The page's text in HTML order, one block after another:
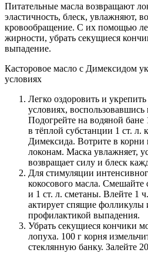
Питательные масла возвращают
эластичность, блеск, увлажняют,
кровообращение. С их помощью
жирности, убрать секущиеся
выпадение.
Касторовое масло с Димексидом
условиях
Легко оздоровить и
условиях,
Подогрейте на водяной
в тёплой субстанции 1 ст. л.
Димексида. Вотрите в корни
локонам. Маска увлажняет,
возвращает силу и блеск
Для стимуляции
кокосового масла. Смешайте
и 1 ст. л. сметаны. Влейте 1
актирует спящие фолликулы
профилактикой выпадения.
Убрать секущиеся кончики
лопуха. 100 г корня
стеклянную банку. Залейте